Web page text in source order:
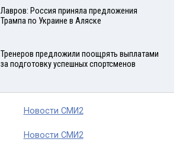
Лавров: Россия приняла предложения
Трампа по Украине в Аляске
Тренеров предложили поощрять выплатами
за подготовку успешных спортсменов
Новости СМИ2
Новости СМИ2